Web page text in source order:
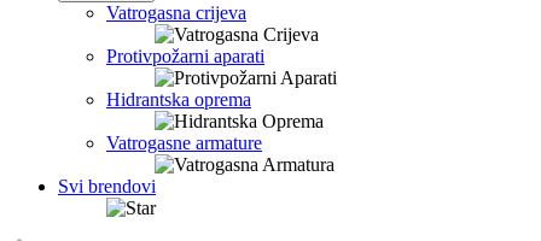
Vatrogasna crijeva
Protivpožarni aparati
Hidrantska oprema
Vatrogasne armature
Svi brendovi